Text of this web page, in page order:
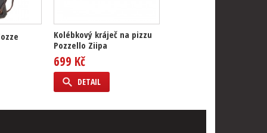
Kolébkový kráječ na pizzu
Pozzello Ziipa
699 Kč
DETAIL